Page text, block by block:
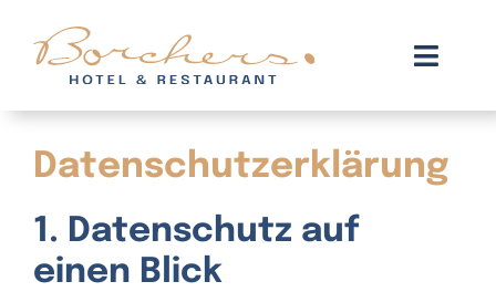
Inhalt
springen
Restaurant
Datenschutz­erklärung
1. Datenschutz auf
einen Blick